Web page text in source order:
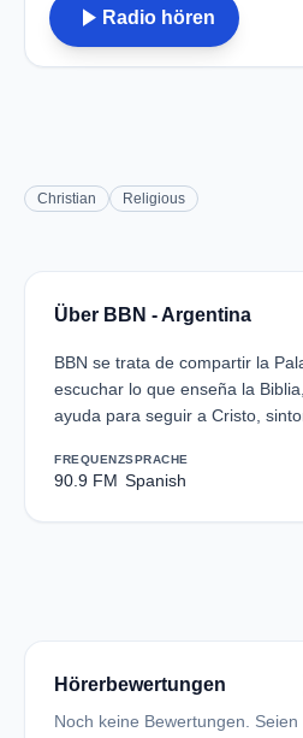
play_arrow Radio hören
Christian Religious
Über BBN - Argentina
BBN se trata de compartir la
escuchar lo que enseña la
ayuda para seguir a Cristo,
FREQUENZ
90.9 FM
SPRACHE
Spanish
Hörerbewertungen
Noch keine Bewertungen.